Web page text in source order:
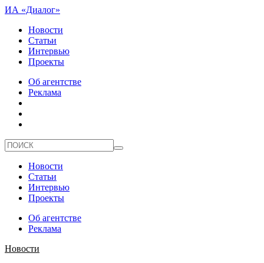
ИА «Диалог»
Новости
Статьи
Интервью
Проекты
Об агентстве
Реклама
Новости
Статьи
Интервью
Проекты
Об агентстве
Реклама
Новости